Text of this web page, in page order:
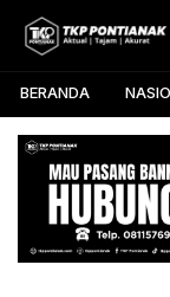
TKP Pontianak
Aktual, Tajam,
BERANDA